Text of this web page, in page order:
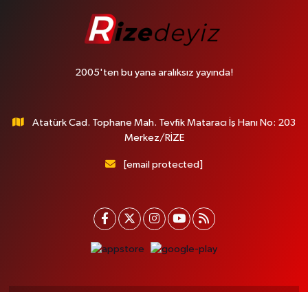
2005'ten bu yana aralıksız yayında!
Atatürk Cad. Tophane Mah. Tevfik Mataracı İş Hanı No: 203
Merkez/RİZE
[email protected]